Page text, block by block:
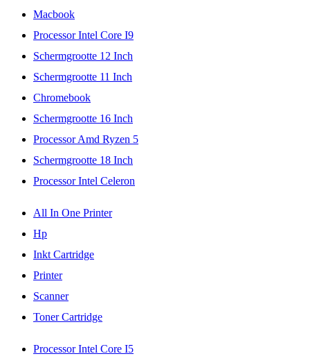
Macbook
Processor Intel Core I9
Schermgrootte 12 Inch
Schermgrootte 11 Inch
Chromebook
Schermgrootte 16 Inch
Processor Amd Ryzen 5
Schermgrootte 18 Inch
Processor Intel Celeron
All In One Printer
Hp
Inkt Cartridge
Printer
Scanner
Toner Cartridge
Processor Intel Core I5